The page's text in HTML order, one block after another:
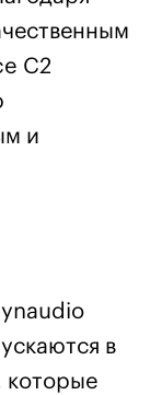
C2
и
в
которые